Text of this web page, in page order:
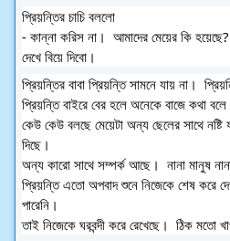
প্রিয়ন্তির চাচি বললো
- কান্না করিস না।  আমাদের মেয়ের কি হয়েছে?
দেখে বিয়ে দিবো।
প্রিয়ন্তির বাবা প্রিয়ন্তি সামনে যায় না।
প্রিয়ন্তি বাইরে বের হলে অনেকে বাজে কথা
কেউ কেউ বলছে মেয়েটা অন্য ছেলের সাথে
দিছে।
অন্য কারো সাথে সম্পর্ক আছে।  নানা মানুষ
প্রিয়ন্তি এতো অপবাদ শুনে নিজেকে শেষ করে
পারেনি।
তাই নিজেকে ঘরবন্দী করে রেখেছে।  ঠিক মতো